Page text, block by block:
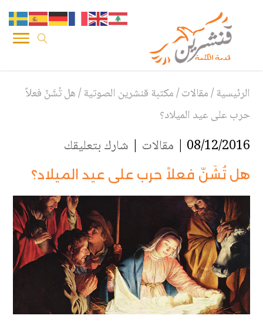
الرئيسية/مقالات/مكتبة قنشرين الصوتية/هل تُشَنّ فعلاً
حرب على عيد الميلاد؟
08/12/2016 | مقالات | شارك بتعليقك
هل تُشَنّ فعلاً حرب على عيد الميلاد؟